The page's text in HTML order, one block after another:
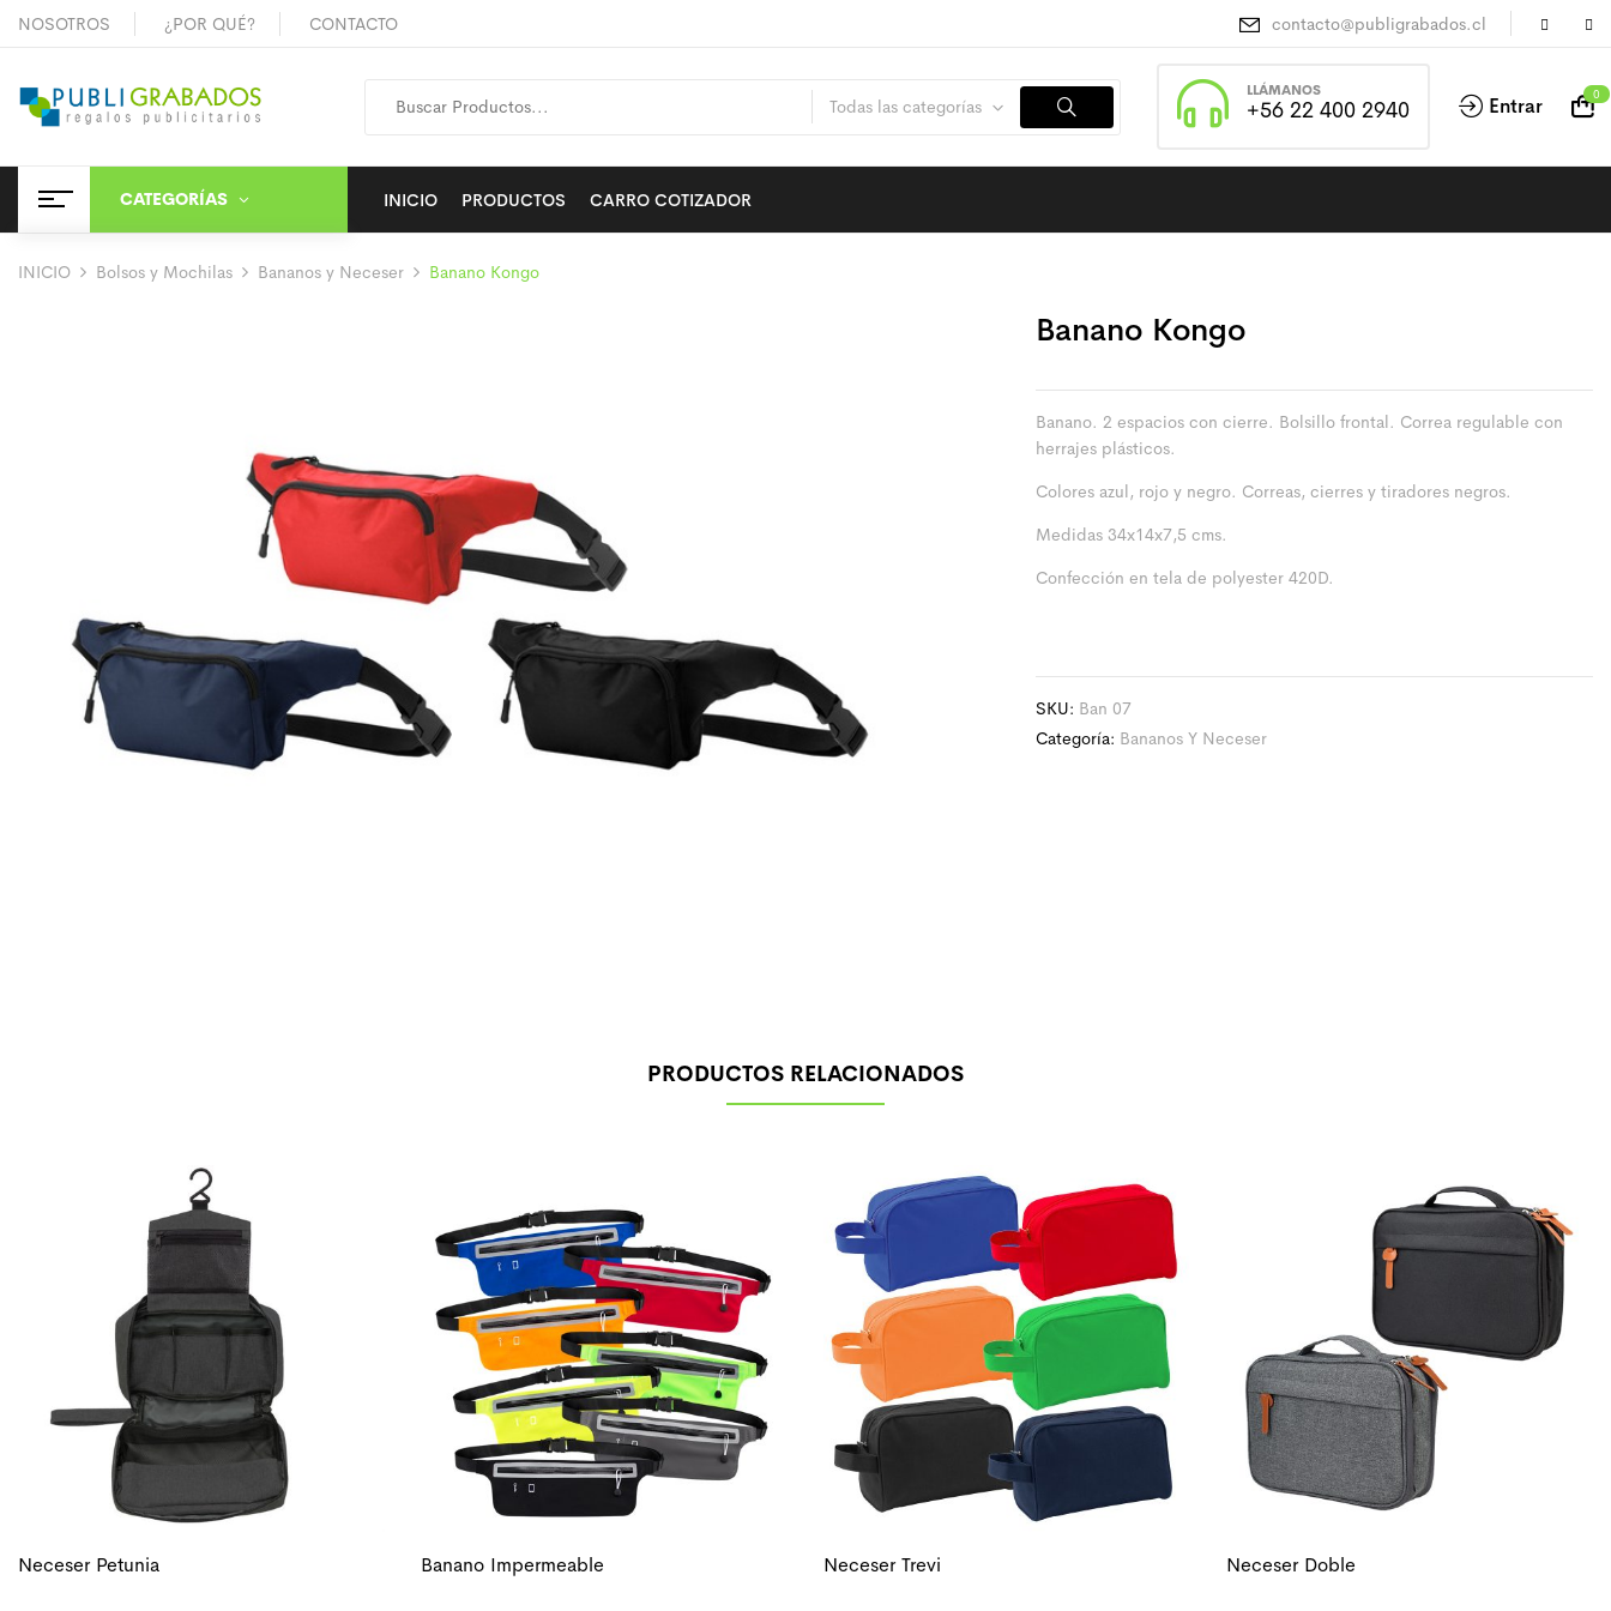
NOSOTROS ¿POR QUÉ? CONTACTO contacto@publigrabados.cl
Todas las categorías
LLÁMANOS
+56 22 400 2940 Entrar 0
CATEGORÍAS INICIO PRODUCTOS CARRO COTIZADOR
INICIO Bolsos y Mochilas Bananos y Neceser Banano Kongo
Banano Kongo
Banano. 2 espacios con cierre. Bolsillo frontal. Correa regulable con
herrajes plásticos.
Colores azul, rojo y negro. Correas, cierres y tiradores negros.
Medidas 34x14x7,5 cms.
Confección en tela de polyester 420D.
SKU: Ban 07
Categoría: Bananos Y Neceser
PRODUCTOS RELACIONADOS
Neceser Petunia Banano Impermeable Neceser Trevi Neceser Doble